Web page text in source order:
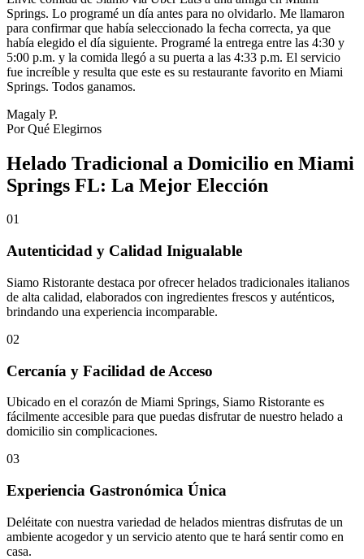
Springs. Lo programé un día antes para no olvidarlo. Me llamaron
para confirmar que había seleccionado la fecha correcta, ya que
había elegido el día siguiente. Programé la entrega entre las 4:30 y
5:00 p.m. y la comida llegó a su puerta a las 4:33 p.m. El servicio
fue increíble y resulta que este es su restaurante favorito en Miami
Springs. Todos ganamos.
Magaly P.
Por Qué Elegirnos
Helado Tradicional a Domicilio en Miami
Springs FL: La Mejor Elección
01
Autenticidad y Calidad Inigualable
Siamo Ristorante destaca por ofrecer helados tradicionales italianos
de alta calidad, elaborados con ingredientes frescos y auténticos,
brindando una experiencia incomparable.
02
Cercanía y Facilidad de Acceso
Ubicado en el corazón de Miami Springs, Siamo Ristorante es
fácilmente accesible para que puedas disfrutar de nuestro helado a
domicilio sin complicaciones.
03
Experiencia Gastronómica Única
Deléitate con nuestra variedad de helados mientras disfrutas de un
ambiente acogedor y un servicio atento que te hará sentir como en
casa.